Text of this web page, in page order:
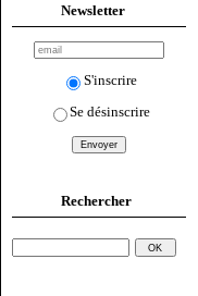
Newsletter
S'inscrire
Se désinscrire
Rechercher